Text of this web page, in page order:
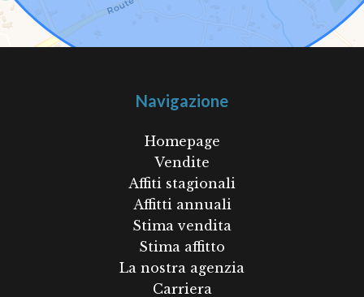
Navigazione
Homepage
Vendite
Affiti stagionali
Affitti annuali
Stima vendita
Stima affitto
La nostra agenzia
Carriera